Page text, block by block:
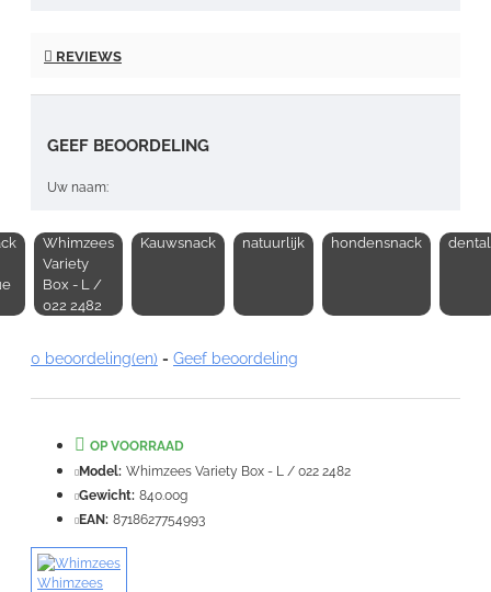
REVIEWS
GEEF BEOORDELING
Uw naam:
Note:HTML-code wordt niet vertaald!
Slecht
Whimzees
Variety
Box - L /
022 2482
Kauwsnack natuurlijk hondensnack dental
0 beoordeling(en) - Geef beoordeling
OP VOORRAAD
Model: Whimzees Variety Box - L / 022 2482
Gewicht: 840.00g
EAN: 8718627754993
Whimzees